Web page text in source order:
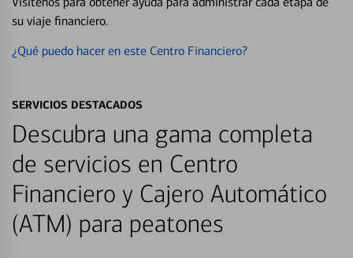
su viaje financiero.
¿Qué puedo hacer en este Centro Financiero?
SERVICIOS DESTACADOS
Descubra una gama completa
de servicios en Centro
Financiero y Cajero Automático
(ATM) para peatones